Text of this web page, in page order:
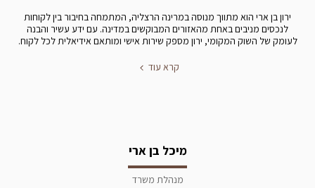
ירון בן ארי הוא מתווך מנוסה במרינה הרצליה, המתמחה בחיבור בין לקוחות
לנכסים מניבים באחת מהאזורים המבוקשים במדינה. עם ידע עשיר והבנה
לעומק של השוק המקומי, ירון מספק שירות אישי ומותאם אידיאלית לכל לקוח.
קרא עוד
מיכל בן ארי
מנהלת משרד